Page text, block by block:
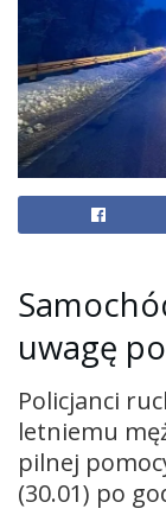
uwagę
Policjanci
letniemu
pilnej
(30.01) po